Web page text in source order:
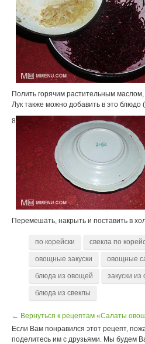
Полить горячим растительным
Лук также можно добавить в это блюдо
8
Перемешать, накрыть и поставить в
по корейски свекла по
овощные закуски овощные
блюда из овощей закуски
блюда из свеклы
← Вернуться к рецептам «Салаты
Если Вам понравился этот рецепт,
поделитесь им с друзьями. Мы будем